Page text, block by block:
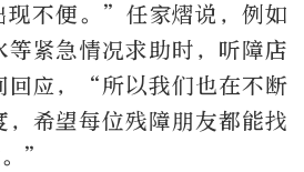
现不便。”任家熠说，例如
等紧急情况求助时，听障店
回应，“所以我们也在不断
，希望每位残障朋友都能找
”